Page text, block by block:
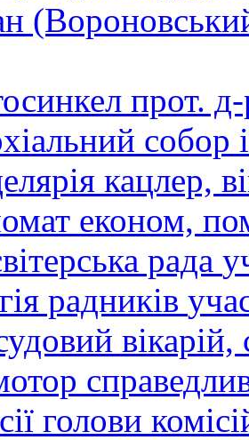
прот.
собор
кацлер,
економ,
рада
радників
вікарій,
голови